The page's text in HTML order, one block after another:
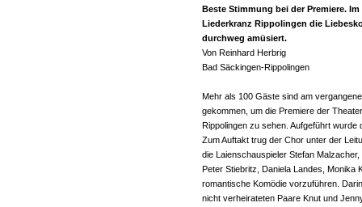
Beste Stimmung bei der Premiere.
Liederkranz Rippolingen die
durchweg amüsiert.
Von Reinhard Herbrig
Bad Säckingen-Rippolingen
Mehr als 100 Gäste sind am
gekommen, um die Premiere der
Rippolingen zu sehen. Aufgeführt
Zum Auftakt trug der Chor unter der
die Laienschauspieler Stefan
Peter Stiebritz, Daniela Landes, Monika
romantische Komödie vorzuführen.
nicht verheirateten Paare Knut und